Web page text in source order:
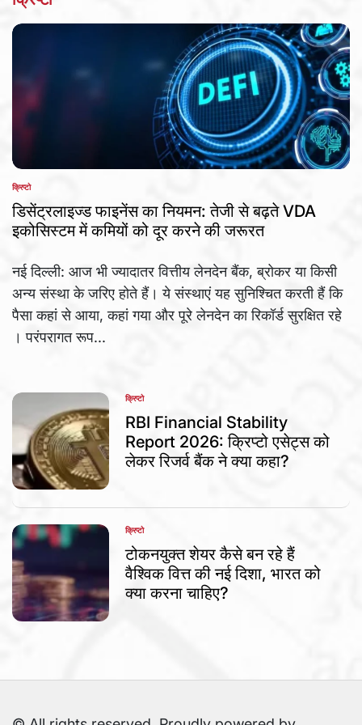
POSTED
IN
क्रिप्टो
डिसेंट्रलाइज्ड फाइनेंस का नियमन: तेजी से बढ़ते VDA
इकोसिस्टम में कमियों को दूर करने की जरूरत
नई दिल्ली: आज भी ज्यादातर वित्तीय लेनदेन बैंक, ब्रोकर या किसी
अन्य संस्था के जरिए होते हैं। ये संस्थाएं यह सुनिश्चित करती हैं कि
पैसा कहां से आया, कहां गया और पूरे लेनदेन का रिकॉर्ड सुरक्षित रहे
। परंपरागत रूप...
POSTED
IN
क्रिप्टो
RBI Financial Stability
Report 2026: क्रिप्टो एसेट्स को
लेकर रिजर्व बैंक ने क्या कहा?
POSTED
IN
क्रिप्टो
टोकनयुक्त शेयर कैसे बन रहे हैं
वैश्विक वित्त की नई दिशा, भारत को
क्या करना चाहिए?